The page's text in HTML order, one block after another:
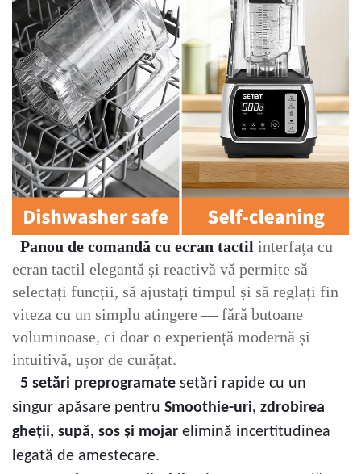
Panou de comandă cu ecran tactil interfața cu
ecran tactil elegantă și reactivă vă permite să
selectați funcții, să ajustați timpul și să reglați fin
viteza cu un simplu atingere — fără butoane
voluminoase, ci doar o experiență modernă și
intuitivă, ușor de curățat.
5 setări preprogramate setări rapide cu un
singur apăsare pentru Smoothie-uri, zdrobirea
gheții, supă, sos și mojar elimină incertitudinea
legată de amestecare.